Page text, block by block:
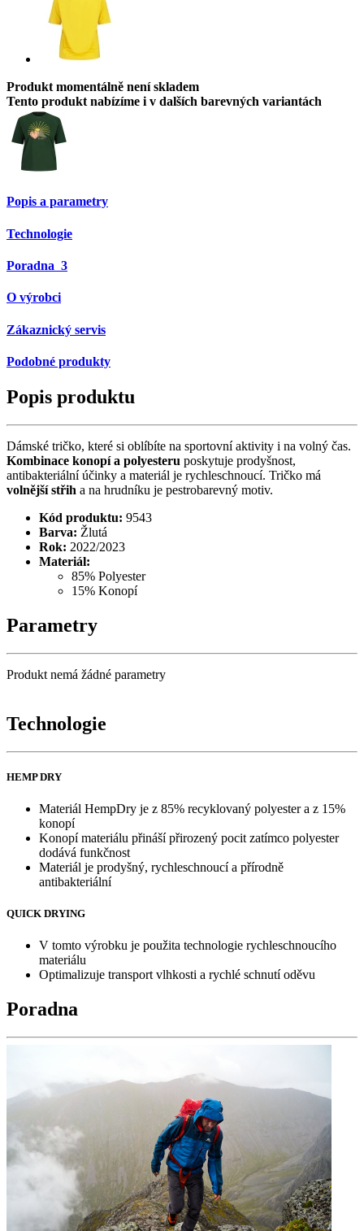
Produkt momentálně není skladem
Tento produkt nabízíme i v dalších barevných variantách
Popis a parametry
Technologie
Poradna 3
O výrobci
Zákaznický servis
Podobné produkty
Popis produktu
Dámské tričko, které si oblíbíte na sportovní aktivity i na volný čas.
Kombinace konopí a polyesteru poskytuje prodyšnost,
antibakteriální účinky a materiál je rychleschnoucí. Tričko má
volnější střih a na hrudníku je pestrobarevný motiv.
Kód produktu: 9543
Barva: Žlutá
Rok: 2022/2023
Materiál:
85% Polyester
15% Konopí
Parametry
Produkt nemá žádné parametry
Technologie
HEMP DRY
Materiál HempDry je z 85% recyklovaný polyester a z 15%
konopí
Konopí materiálu přináší přirozený pocit zatímco polyester
dodává funkčnost
Materiál je prodyšný, rychleschnoucí a přírodně
antibakteriální
QUICK DRYING
V tomto výrobku je použita technologie rychleschnoucího
materiálu
Optimalizuje transport vlhkosti a rychlé schnutí oděvu
Poradna